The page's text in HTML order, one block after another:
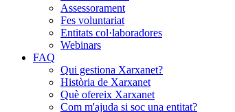
Assessorament
Fes voluntariat
Entitats col·laboradores
Webinars
FAQ
Qui gestiona Xarxanet?
Història de Xarxanet
Què ofereix Xarxanet
Com m'ajuda si soc una entitat?